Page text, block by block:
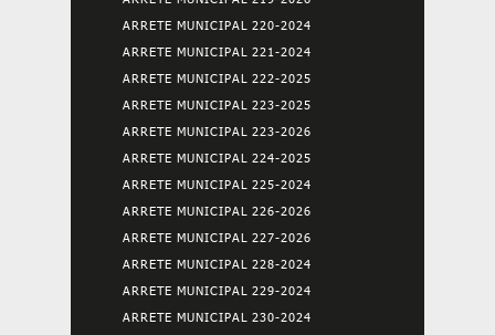
ARRETE MUNICIPAL 220-2024
ARRETE MUNICIPAL 221-2024
ARRETE MUNICIPAL 222-2025
ARRETE MUNICIPAL 223-2025
ARRETE MUNICIPAL 223-2026
ARRETE MUNICIPAL 224-2025
ARRETE MUNICIPAL 225-2024
ARRETE MUNICIPAL 226-2026
ARRETE MUNICIPAL 227-2026
ARRETE MUNICIPAL 228-2024
ARRETE MUNICIPAL 229-2024
ARRETE MUNICIPAL 230-2024